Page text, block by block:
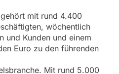
mit rund 4.400
wöchentlich
und Kunden und einem
Euro zu den führenden
Mit rund 5.000